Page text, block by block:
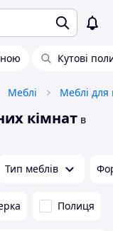
Кутові
Меблі Меблі для
кімнат в
Тип меблів
Полиця